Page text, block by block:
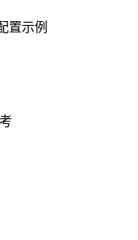
置示例